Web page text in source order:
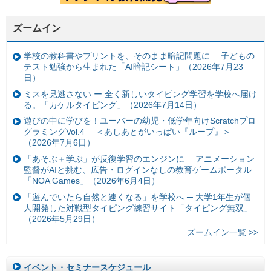
ズームイン
学校の教科書やプリントを、そのまま暗記問題に ─ 子どもの
テスト勉強から生まれた「AI暗記シート」（2026年7月23
日）
ミスを見逃さない ー 全く新しいタイピング学習を学校へ届け
る。「カケルタイピング」（2026年7月14日）
遊びの中に学びを！ユーバーの幼児・低学年向けScratchプロ
グラミングVol.4 ＜あしあとがいっぱい『ループ』＞
（2026年7月6日）
「あそぶ＋学ぶ」が反復学習のエンジンに ─ アニメーション
監督がAIと挑む、広告・ログインなしの教育ゲームポータル
「NOA Games」（2026年6月4日）
「遊んでいたら自然と速くなる」を学校へ ─ 大学1年生が個
人開発した対戦型タイピング練習サイト「タイピング無双」
（2026年5月29日）
ズームイン一覧 >>
イベント・セミナースケジュール